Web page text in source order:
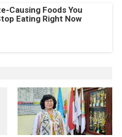
Causing Foods You
Eating Right Now